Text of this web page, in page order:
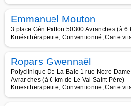
Emmanuel Mouton
3 place Gén Patton 50300 Avranches (à 6
Kinésithérapeute, Conventionné, Carte
Ropars Gwennaël
Polyclinique De La Baie 1 rue Notre
Avranches (à 6 km de Le Val Saint Père)
Kinésithérapeute, Conventionné, Carte